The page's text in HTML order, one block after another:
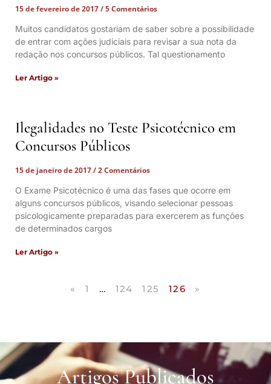
15 de fevereiro de 2017
5 Comentários
Muitos candidatos gostariam de saber sobre a possibilidade
de entrar com ações judiciais para revisar a sua nota da
redação nos concursos públicos. Tal questionamento
Ler Artigo »
Ilegalidades no Teste Psicotécnico em
Concursos Públicos
15 de janeiro de 2017
2 Comentários
O Exame Psicotécnico é uma das fases que ocorre em
alguns concursos públicos, visando selecionar pessoas
psicologicamente preparadas para exercerem as funções
de determinados cargos
Ler Artigo »
« 1 … 124 125 126 »
Artigos Publicados